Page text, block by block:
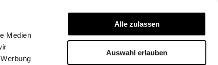
Medien
Alle zulassen
Auswahl erlauben
EN